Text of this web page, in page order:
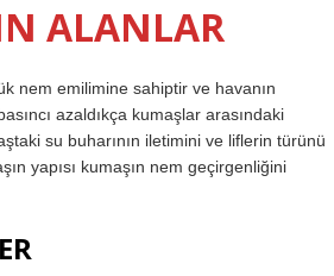
ALANLAR
nem emilimine sahiptir ve havanın
azaldıkça kumaşlar arasındaki
su buharının iletimini ve liflerin türünü
yapısı kumaşın nem geçirgenliğini